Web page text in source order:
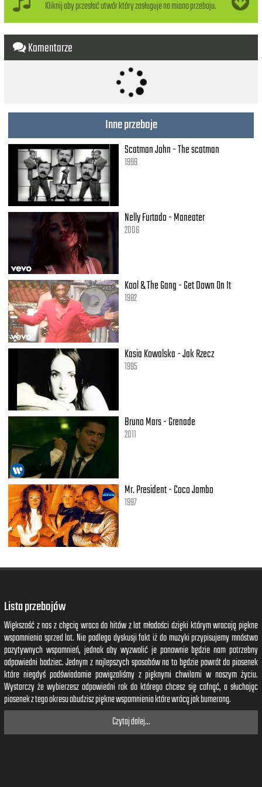
She'll tease you
She'll unease you
Just to please you
She's got Bette Davis eyes
She knows you
Kliknij aby przesłać utwór który zasługuje na miano przeboju.
Komentarze
Inne przeboje
Scatman John - The scatman
1999
Nelly Furtado - Maneater
2006
Kool & The Gang - Get Down On It
1982
Kasia Kowalska - Jak Rzecz
1995
Bruno Mars - Grenade
2011
Mr. President - Coco Jambo
1997
Lista przebojów
Większość z nas z chęcią wraca do hitów z lat młodości dzięki którym wracają piękne
wspomnienia sprzed lat. Nie podlega dyskusji fakt iż do muzyki przypisujemy mnóstwo
pozytywnych wspomnień, jednak aby wyzwolić je ponownie będzie nam potrzebny
odpowiedni bodziec. Jednym z najlepszych sposobów na to będzie powrót do piosenek
które niegdyś podświadomie powiązaliśmy z pięknymi chwilami w naszym życiu.
Wystarczy że wybierzesz odpowiedni rok do którego chcesz się cofnąć, a słuchając
piosenek z tego okresu obudzisz piękne wspomnienia które wrócą jak bumerang.
Czytaj dalej...